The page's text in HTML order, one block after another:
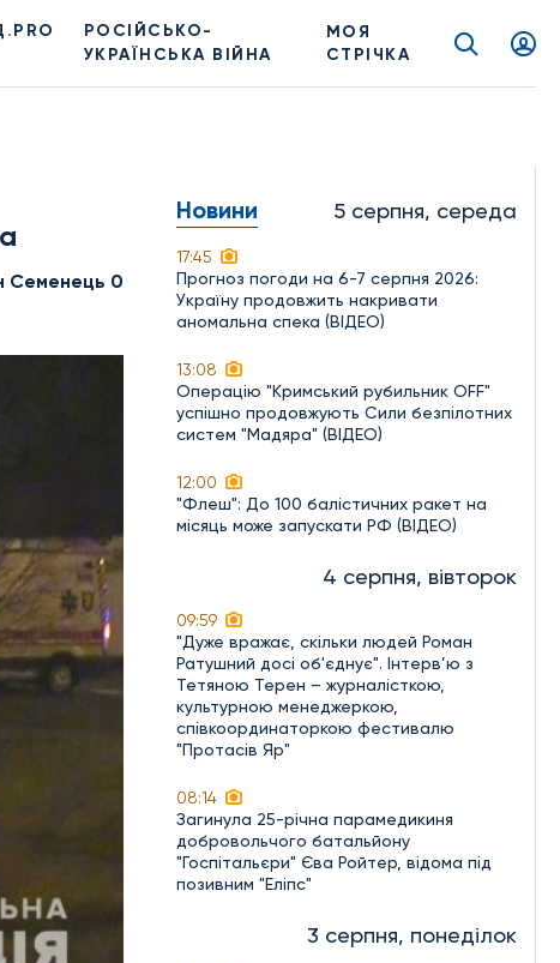
РОСІЙСЬКО-
УКРАЇНСЬКА ВІЙНА
МОЯ
СТРІЧКА
Семенець 0
Новини 5 серпня, середа
17:45
Прогноз погоди на 6-7 серпня 2026:
Україну продовжить накривати
аномальна спека (ВІДЕО)
13:08
Операцію "Кримський рубильник OFF"
успішно продовжують Сили безпілотних
систем "Мадяра" (ВІДЕО)
12:00
"Флеш": До 100 балістичних ракет на
місяць може запускати РФ (ВІДЕО)
4 серпня, вівторок
09:59
"Дуже вражає, скільки людей Роман
Ратушний досі об'єднує". Інтерв’ю з
Тетяною Терен – журналісткою,
культурною менеджеркою,
співкоординаторкою фестивалю
"Протасів Яр"
08:14
Загинула 25-річна парамедикиня
добровольчого батальйону
"Госпітальєри" Єва Ройтер, відома під
позивним "Еліпс"
3 серпня, понеділок